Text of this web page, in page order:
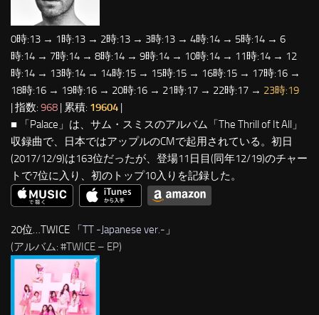
0時:13 → 1時:13 → 2時:13 → 3時:13 → 4時:14 → 5時:14 → 6
時:14 → 7時:14 → 8時:14 → 9時:14 → 10時:14 → 11時:14 → 12
時:14 → 13時:14 → 14時:15 → 15時:15 → 16時:15 → 17時:16 →
18時:16 → 19時:16 → 20時:16 → 21時:17 → 22時:17 → 23時:19
| 指数: 968 | 累積: 19604 |
■ 「Palace」は、サム・スミスのアルバム「The Thrill of It All」
収録曲で、日本ではアップルのCMで起用されている。初日
(2017/12/9)は163位だったが、登場11日目(同年12/19)のチャー
トで7位に入り、初のトップ10入りを記録した。
20位…TWICE 「TT -Japanese ver.- 」
(アルバム: #TWICE – EP)